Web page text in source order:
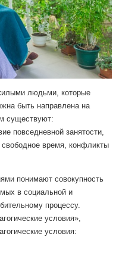
людьми, которые
быть направлена ​​на
существуют:
повседневной занятости,
время, конфликты
понимают совокупность
в социальной и
процессу.
условия»,
условия: